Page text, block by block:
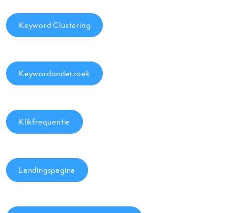
Keyword Clustering
Keywordonderzoek
Klikfrequentie
Landingspagina